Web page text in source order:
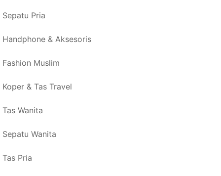
Sepatu Pria
Handphone & Aksesoris
Fashion Muslim
Koper & Tas Travel
Tas Wanita
Sepatu Wanita
Tas Pria